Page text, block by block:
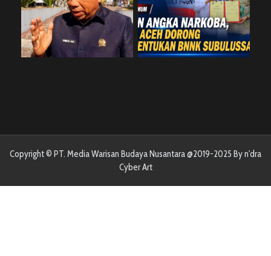
Copyright © PT. Media Warisan Budaya Nusantara @2019-2025 By n'dra
Cyber Art